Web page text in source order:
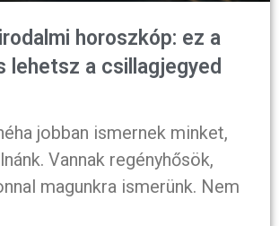
horoszkóp: ez a
lehetsz a csillagjegyed
jobban ismernek minket,
Vannak regényhősök,
magunkra ismerünk. Nem